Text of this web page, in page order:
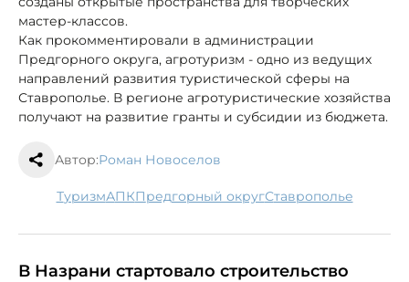
мастер-классов.
Как прокомментировали в администрации
Предгорного округа, агротуризм - одно из ведущих
направлений развития туристической сферы на
Ставрополье. В регионе агротуристические хозяйства
получают на развитие гранты и субсидии из бюджета.
Автор:Роман Новоселов
туризм АПК Предгорный округ Ставрополье
В Назрани стартовало строительство